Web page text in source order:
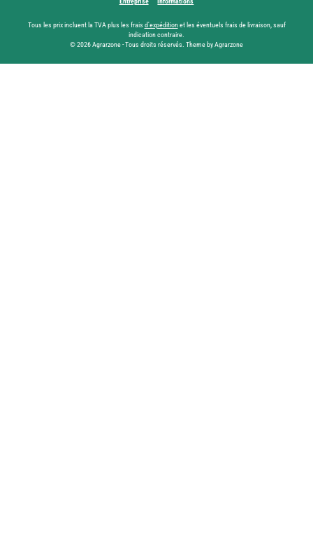
Tous les prix incluent la TVA plus les frais d'expéditionet les éventuels frais de livraison, sauf
indication contraire.
© 2026 Agrarzone - Tous droits réservés. Theme by Agrarzone